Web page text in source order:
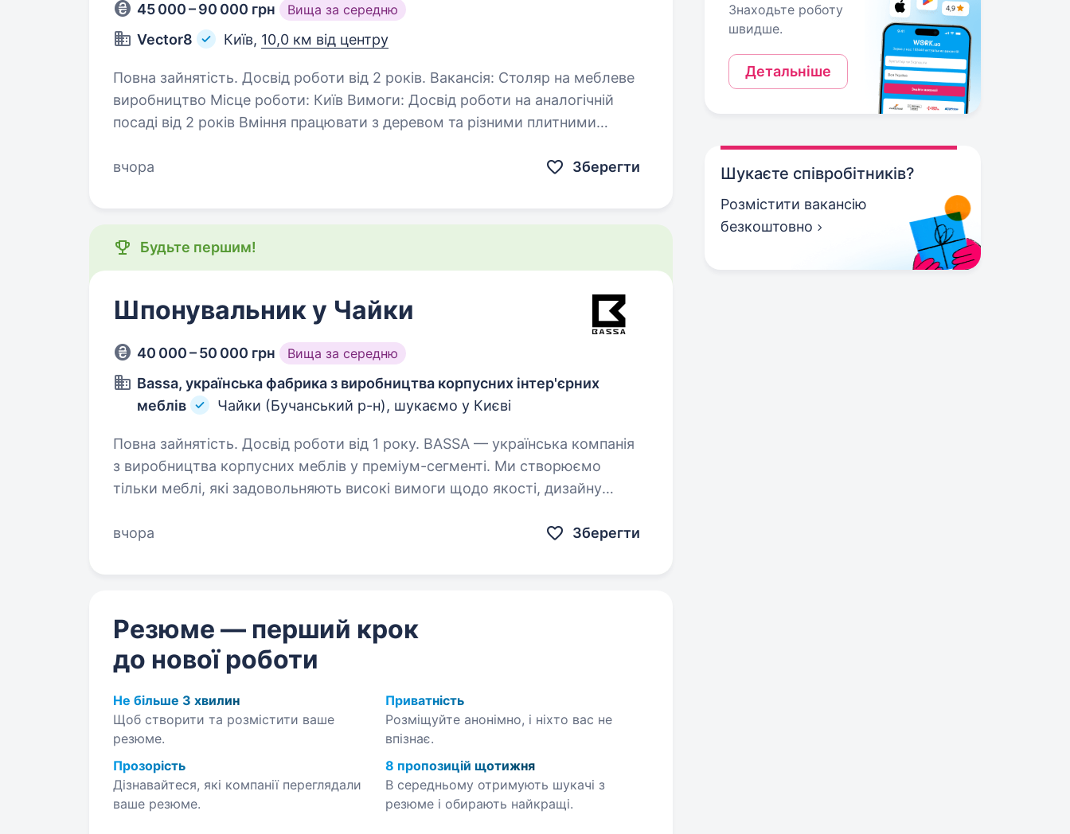
45 000 – 90 000 грн Вища за середню
Vector8 Київ, 10,0 км від центру
Повна зайнятість. Досвід роботи від 2 років. Вакансія: Столяр на меблеве
виробництво Місце роботи: Київ Вимоги: Досвід роботи на аналогічній
посаді від 2 років Вміння працювати з деревом та різними плитними
вчора
Зберегти
Будьте першим!
Шпонувальник у Чайки
40 000 – 50 000 грн Вища за середню
Bassa, українська фабрика з виробництва корпусних інтер'єрних
меблів
Чайки (Бучанський р-н), шукаємо у Києві
Повна зайнятість. Досвід роботи від 1 року. BASSA — українська компанія
з виробництва корпусних меблів у преміум-сегменті. Ми створюємо
тільки меблі, які задовольняють високі вимоги щодо якості, дизайну
вчора
Зберегти
Резюме — перший крок
до нової роботи
Не більше 3 хвилин
Щоб створити та розмістити ваше
резюме.
Приватність
Розміщуйте анонімно, і ніхто вас не
впізнає.
Прозорість
Дізнавайтеся, які компанії переглядали
ваше резюме.
8 пропозицій щотижня
В середньому отримують шукачі з
резюме і обирають найкращі.
Знаходьте роботу
швидше.
Детальніше
Шукаєте співробітників?
Розмістити вакансію
безкоштовно